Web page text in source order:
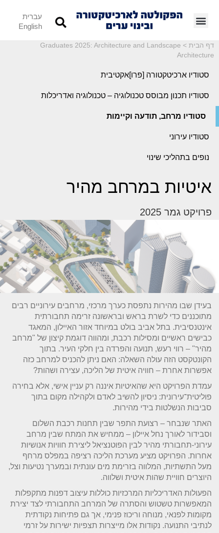
עברית
English
דף הבית >
Graduates 2025: Architecture and Landscape
Architecture
סטודיו ארכיטקטורה [פרו]אקטיבית
סטודיו תכנון מבוסס טכנולוגיה – טכנולוגיה ואדריכלות
סטודיו מרחב, תודעה וקיימות
סטודיו עירוני
נופים בתהליכי שינוי
איטיות במרחב מהיר
פרויקט גמר 2025
בעידן שבו מהירות נתפסת כערך מרכזי, מרחבים עירוניים רבים
מתוכננים כדי לשרת בראש ובראשונה זרימה תחבורתית
אינטנסיבית. בתל אביב בולט במיוחד אזור האיילון, המאגד
כבישים ראשיים ומסילות רכבת, ומהווה דוגמת קיצון של "מרחב
מהיר" – רווי רעש, תנועה והפרדה בין חלקי העיר. בתוך
הקונטקסט הזה עולה השאלה: האם ניתן להכניס למרחב כזה
אפשרות אחרת – חוויה איטית של הליכה, עצירה ושהות?
עמדת הפרויקט היא שהאיטיות איננה רק עניין אישי, אלא בחירה
פוליטית־עירונית: ניסיון להשיב לאדם ולקהילה מקום בתוך
סביבות הנשלטות בידי מהירות.
האתר שנבחר – רצועת התפר שבין תחנות רכבת השלום
וסבידור לאורך נחל איילון – ממחיש את המתח שבין מרחב
עירוני-תחבורתי מהיר לבין הפוטנציאל ליצירת חוויות אנושיות
אחרות. הפרויקט מציע מערכת הליכה רציפה במפלס מרחף
מעל התשתיות, המלווה בזרימת מים עונתית ובמערך נטיעות וצל,
היוצרים חוויית שהות איטית ושלווה.
הפעולות האדריכליות המרכזיות כוללות עיצוב דפנות מתקפלות
המאפשרות טשטוש והסתרה של המרחב התחבורתי לצד יצירת
מקומות לפנאי, מנוחה וריכוז פנימי, אך גם פתיחות נקודתית
לנתיבי התנועה. נקודות אלו מייצרות תצפיות ישירות על זרמי